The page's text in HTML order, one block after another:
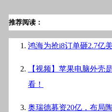
推荐阅读：
鸿海为抢i8订单砸2.7亿
【视频】苹果电脑外壳
看！
奥瑞德募资20亿，布局